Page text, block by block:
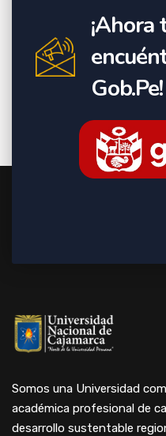
¡Ahora
Gob.Pe!
Somos una Universidad
académica profesional de
desarrollo sustentable